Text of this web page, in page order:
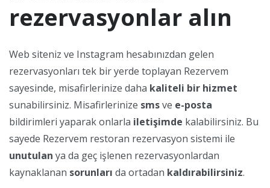
rezervasyonlar alın
Web siteniz ve Instagram hesabınızdan gelen
rezervasyonları tek bir yerde toplayan Rezervem
sayesinde, misafirlerinize daha kaliteli bir hizmet
sunabilirsiniz. Misafirlerinize smsve e-posta
bildirimleri yaparak onlarla iletişimde kalabilirsiniz. Bu
sayede Rezervem restoran rezervasyon sistemi ile
unutulan ya da geç işlenen rezervasyonlardan
kaynaklanan sorunları da ortadan kaldırabilirsiniz.